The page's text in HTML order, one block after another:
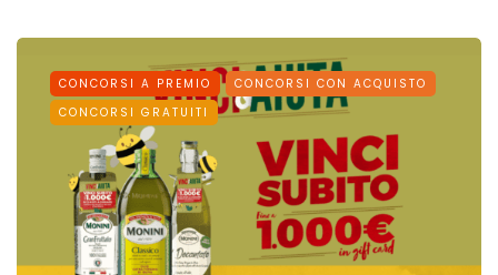
CONCORSI A PREMIO
CONCORSI CON ACQUISTO
CONCORSI GRATUITI